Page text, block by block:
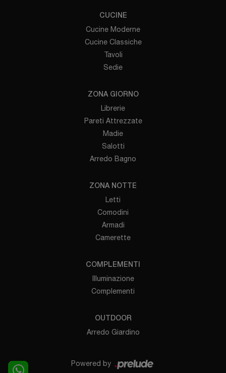
CUCINE
Cucine Moderne
Cucine Classiche
Tavoli
Sedie
ZONA GIORNO
Librerie
Pareti Attrezzate
Madie
Salotti
Arredo Bagno
ZONA NOTTE
Letti
Comodini
Armadi
Camerette
COMPLEMENTI
Illuminazione
Complementi
OUTDOOR
Arredo Giardino
Powered by